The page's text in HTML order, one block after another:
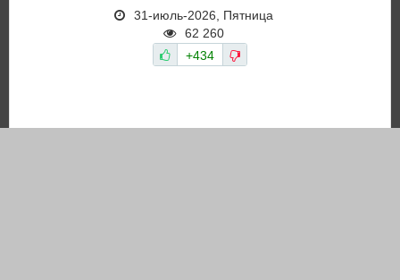
31-июль-2026, Пятница
62 260
+434